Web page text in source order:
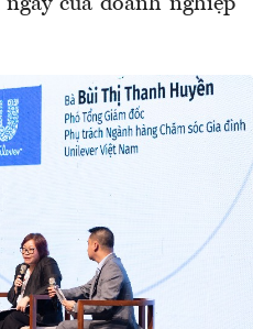
của doanh nghiệp